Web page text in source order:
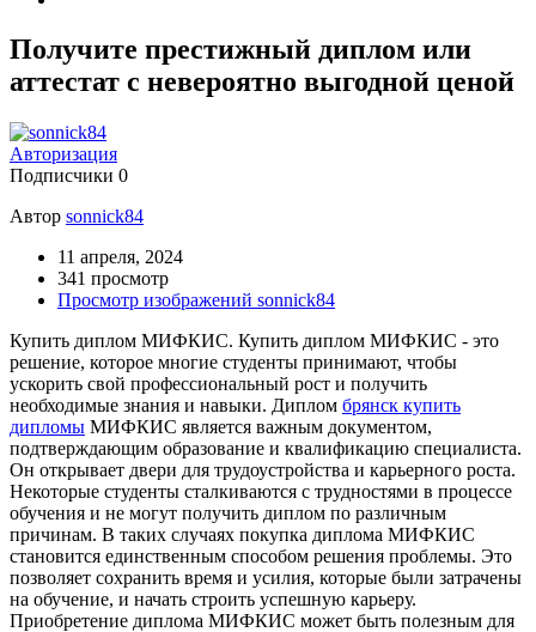
Получите престижный диплом или
аттестат с невероятно выгодной ценой
Авторизация
Подписчики 0
Автор sonnick84
11 апреля, 2024
341 просмотр
Просмотр изображений sonnick84
Купить диплом МИФКИС. Купить диплом МИФКИС - это
решение, которое многие студенты принимают, чтобы
ускорить свой профессиональный рост и получить
необходимые знания и навыки. Диплом брянск купить
дипломы МИФКИС является важным документом,
подтверждающим образование и квалификацию специалиста.
Он открывает двери для трудоустройства и карьерного роста.
Некоторые студенты сталкиваются с трудностями в процессе
обучения и не могут получить диплом по различным
причинам. В таких случаях покупка диплома МИФКИС
становится единственным способом решения проблемы. Это
позволяет сохранить время и усилия, которые были затрачены
на обучение, и начать строить успешную карьеру.
Приобретение диплома МИФКИС может быть полезным для